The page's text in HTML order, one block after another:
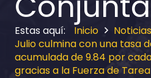
Inicio
Noticias
Julio culmina con una tasa
acumulada de 9.84 por
gracias a la Fuerza de